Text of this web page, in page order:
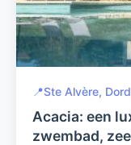
📍Ste Alvère,
Acacia: een
zwembad,